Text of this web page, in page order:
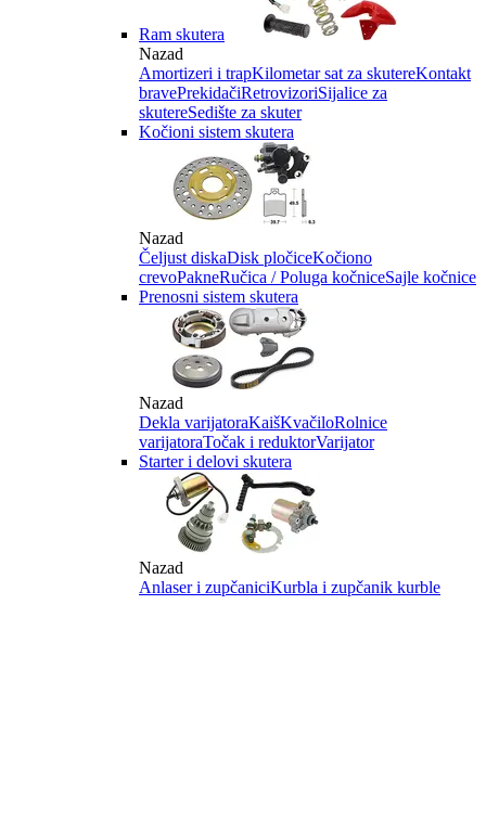
Ram skutera
Nazad
Amortizeri i trapKilometar sat za skutereKontakt
bravePrekidačiRetrovizoriSijalice za
skutereSedište za skuter
Kočioni sistem skutera
Nazad
Čeljust diskaDisk pločiceKočiono
crevoPakneRučica / Poluga kočniceSajle kočnice
Prenosni sistem skutera
Nazad
Dekla varijatoraKaišKvačiloRolnice
varijatoraTočak i reduktorVarijator
Starter i delovi skutera
Nazad
Anlaser i zupčaniciKurbla i zupčanik kurble